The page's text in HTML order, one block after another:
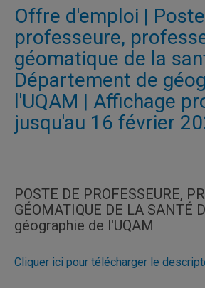
Offre d'emploi |
professeure,
géomatique de la
Département de
l'UQAM | Affichage
jusqu'au 16 février
POSTE DE PROFESSEURE,
GÉOMATIQUE DE LA SANTÉ
géographie de l'UQAM
Cliquer ici pour télécharger le